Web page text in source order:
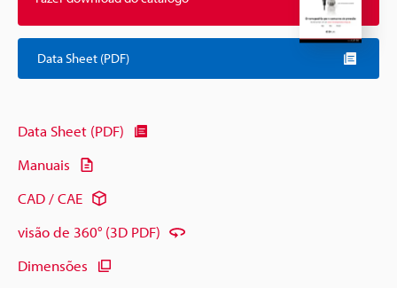
Data Sheet (PDF)
Data Sheet (PDF)
Manuais
CAD / CAE
visão de 360° (3D PDF)
Dimensões